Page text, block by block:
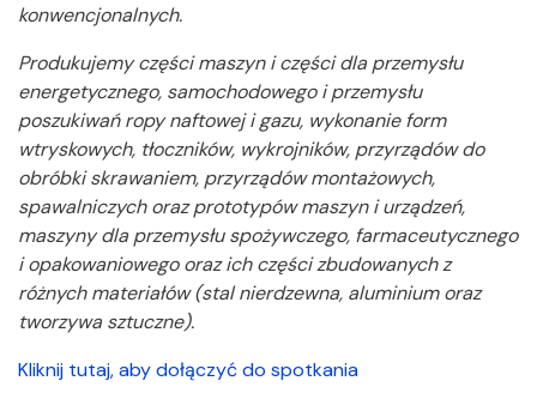
konwencjonalnych.
Produkujemy części maszyn i części dla przemysłu
energetycznego, samochodowego i przemysłu
poszukiwań ropy naftowej i gazu, wykonanie form
wtryskowych, tłoczników, wykrojników, przyrządów do
obróbki skrawaniem, przyrządów montażowych,
spawalniczych oraz prototypów maszyn i urządzeń,
maszyny dla przemysłu spożywczego, farmaceutycznego
i opakowaniowego oraz ich części zbudowanych z
różnych materiałów (stal nierdzewna, aluminium oraz
tworzywa sztuczne).
Kliknij tutaj, aby dołączyć do spotkania